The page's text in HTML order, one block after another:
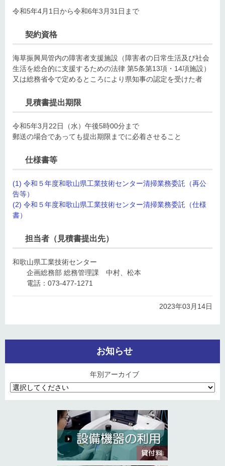
令和5年4月1日から令和6年3月31日まで
契約資格
海草振興局管内の障害者支援施設（障害者の日常生活及び社会
生活を総合的に支援するための法律 第5条第13項・14項施設）
又は総務省令で定めるところにより県知事の認定を受けた者
見積書提出期限
令和5年3月22日（水）午後5時00分まで
郵送の場合であっても提出期限までに必着させること
仕様書等
(1) 令和５年度和歌山県工業技術センター清掃業務委託（再公
告等）
(2) 令和５年度和歌山県工業技術センター清掃業務委託（仕様
書）
担当者（見積書提出先）
和歌山県工業技術センター
企画総務部 総務管理課 中村、松本
電話：073-477-1271
2023年03月14日
お知らせ
年別アーカイブ